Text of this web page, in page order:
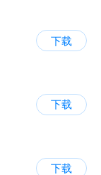
下载
下载
下载